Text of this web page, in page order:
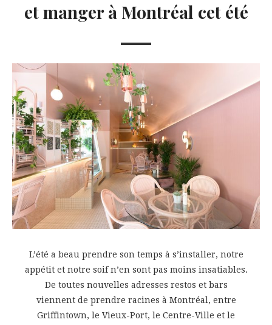
et manger à Montréal cet été
L’été a beau prendre son temps à s’installer, notre
appétit et notre soif n’en sont pas moins insatiables.
De toutes nouvelles adresses restos et bars
viennent de prendre racines à Montréal, entre
Griffintown, le Vieux-Port, le Centre-Ville et le